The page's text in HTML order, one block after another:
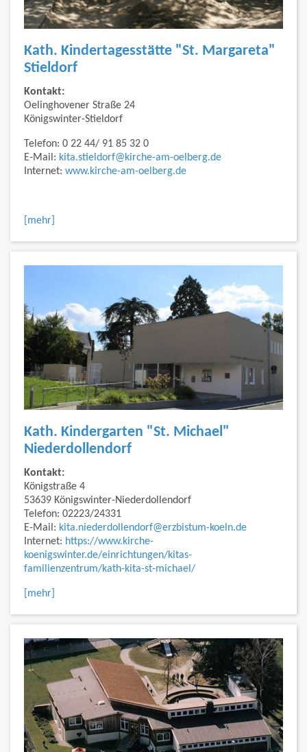
Kath. Kindertagesstätte "St. Margareta"
Stieldorf
Kontakt:
Oelinghovener Straße 24
Königswinter-Stieldorf
Telefon: 0 22 44/ 91 85 32 0
E-Mail: kita.stieldorf@kirche-am-oelberg.de
Internet: www.kirche-am-oelberg.de
[mehr]
Kath. Kindergarten "St. Michael"
Niederdollendorf
Kontakt:
Königstraße 4
53639 Königswinter-Niederdollendorf
Telefon: 02223/24331
E-Mail: kita.niederdollendorf@erzbistum-koeln.de
Internet: https://www.kirche-
koenigswinter.de/einrichtungen/kitas-
familienzentrum/kath-kita-st-michael/
[mehr]